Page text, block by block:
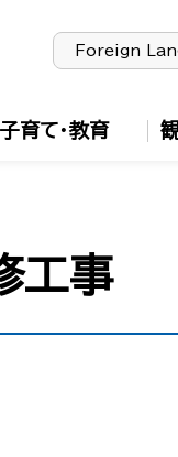
子育て・教育
工事